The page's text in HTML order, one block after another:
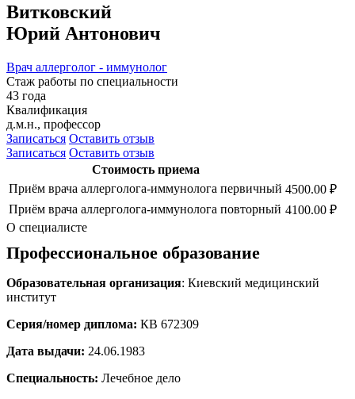
Витковский
Юрий Антонович
Врач аллерголог - иммунолог
Стаж работы по специальности
43 года
Квалификация
д.м.н., профессор
Записаться Оставить отзыв
Записаться Оставить отзыв
Стоимость приема
Приём врача аллерголога-иммунолога первичный 4500.00 ₽
Приём врача аллерголога-иммунолога повторный 4100.00 ₽
О специалисте
Профессиональное образование
Образовательная организация: Киевский медицинский
институт
Серия/номер диплома: КВ 672309
Дата выдачи: 24.06.1983
Специальность: Лечебное дело